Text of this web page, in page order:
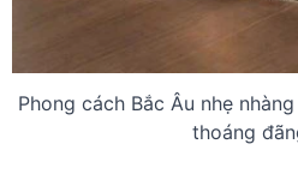
Phong cách Bắc Âu nhẹ
thoáng